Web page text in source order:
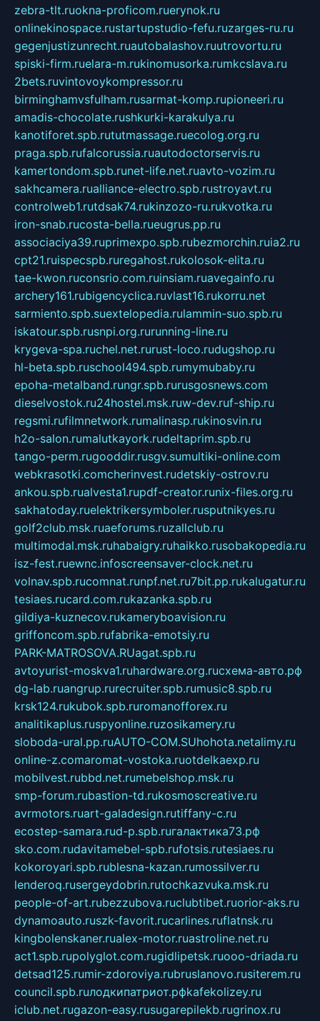
zebra-tlt.ruokna-proficom.ruerynok.ru
onlinekinospace.rustartupstudio-fefu.ruzarges-ru.ru
gegenjustizunrecht.ruautobalashov.ruutrovortu.ru
spiski-firm.ruelara-m.rukinomusorka.rumkcslava.ru
2bets.ruvintovoykompressor.ru
birminghamvsfulham.rusarmat-komp.rupioneeri.ru
amadis-chocolate.rushkurki-karakulya.ru
kanotiforet.spb.rututmassage.ruecolog.org.ru
praga.spb.rufalcorussia.ruautodoctorservis.ru
kamertondom.spb.runet-life.net.ruavto-vozim.ru
sakhcamera.rualliance-electro.spb.rustroyavt.ru
controlweb1.rutdsak74.rukinzozo-ru.rukvotka.ru
iron-snab.rucosta-bella.rueugrus.pp.ru
associaciya39.ruprimexpo.spb.rubezmorchin.ruia2.ru
cpt21.ruispecspb.ruregahost.rukolosok-elita.ru
tae-kwon.ruconsrio.com.ruinsiam.ruavegainfo.ru
archery161.rubigencyclica.ruvlast16.rukorru.net
sarmiento.spb.suextelopedia.rulammin-suo.spb.ru
iskatour.spb.rusnpi.org.rurunning-line.ru
krygeva-spa.ruchel.net.rurust-loco.rudugshop.ru
hl-beta.spb.ruschool494.spb.rumymubaby.ru
epoha-metalband.rungr.spb.rurusgosnews.com
dieselvostok.ru24hostel.msk.ruw-dev.ruf-ship.ru
regsmi.rufilmnetwork.rumalinasp.rukinosvin.ru
h2o-salon.rumalutkayork.rudeltaprim.spb.ru
tango-perm.rugooddir.rusgv.sumultiki-online.com
webkrasotki.comcherinvest.rudetskiy-ostrov.ru
ankou.spb.rualvesta1.rupdf-creator.runix-files.org.ru
sakhatoday.ruelektrikersymboler.rusputnikyes.ru
golf2club.msk.ruaeforums.ruzallclub.ru
multimodal.msk.ruhabaigry.ruhaikko.rusobakopedia.ru
isz-fest.ruewnc.infoscreensaver-clock.net.ru
volnav.spb.rucomnat.runpf.net.ru7bit.pp.rukalugatur.ru
tesiaes.rucard.com.rukazanka.spb.ru
gildiya-kuznecov.rukameryboavision.ru
griffoncom.spb.rufabrika-emotsiy.ru
PARK-MATROSOVA.RUagat.spb.ru
avtoyurist-moskva1.ruhardware.org.ruсхема-авто.рф
dg-lab.ruangrup.rurecruiter.spb.rumusic8.spb.ru
krsk124.rukubok.spb.ruromanofforex.ru
analitikaplus.ruspyonline.ruzosikamery.ru
sloboda-ural.pp.ruAUTO-COM.SUhohota.netalimy.ru
online-z.comaromat-vostoka.ruotdelkaexp.ru
mobilvest.rubbd.net.rumebelshop.msk.ru
smp-forum.rubastion-td.rukosmoscreative.ru
avrmotors.ruart-galadesign.rutiffany-c.ru
ecostep-samara.rud-p.spb.ruгалактика73.рф
sko.com.rudavitamebel-spb.rufotsis.rutesiaes.ru
kokoroyari.spb.rublesna-kazan.rumossilver.ru
lenderoq.rusergeydobrin.rutochkazvuka.msk.ru
people-of-art.rubezzubova.ruclubtibet.ruorior-aks.ru
dynamoauto.ruszk-favorit.rucarlines.ruflatnsk.ru
kingbolenskaner.rualex-motor.ruastroline.net.ru
act1.spb.rupolyglot.com.rugidlipetsk.ruooo-driada.ru
detsad125.rumir-zdoroviya.rubruslanovo.rusiterem.ru
council.spb.ruлодкипатриот.рфkafekolizey.ru
iclub.net.rugazon-easy.rusugarepilekb.rugrinox.ru